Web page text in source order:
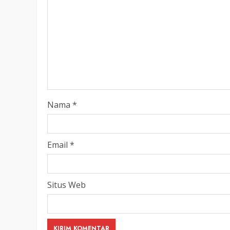
Nama *
Email *
Situs Web